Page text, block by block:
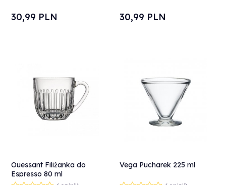
30,99 PLN 30,99 PLN
Ouessant Filiżanka do
Espresso 80 ml
Vega Pucharek 225 ml